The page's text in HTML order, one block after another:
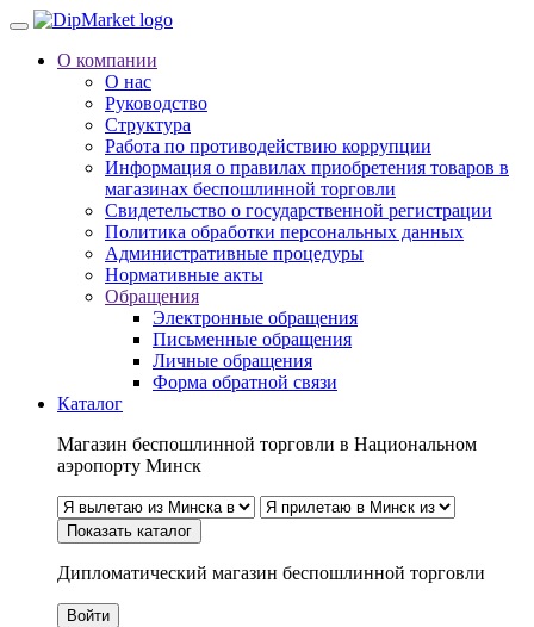
О компании
О нас
Руководство
Структура
Работа по противодействию коррупции
Информация о правилах приобретения товаров в
магазинах беспошлинной торговли
Свидетельство о государственной регистрации
Политика обработки персональных данных
Административные процедуры
Нормативные акты
Обращения
Электронные обращения
Письменные обращения
Личные обращения
Форма обратной связи
Каталог
Магазин беспошлинной торговли в Национальном
аэропорту Минск
Показать каталог
Дипломатический магазин беспошлинной торговли
Войти